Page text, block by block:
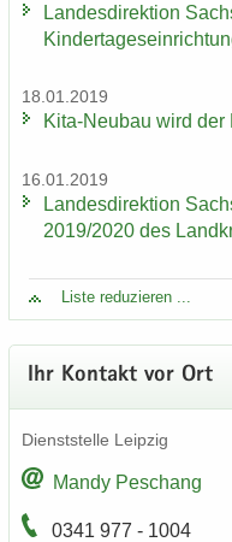
Lan­des­di­rek­ti­on
18.01.2019
Kita-​Neubau wird der
16.01.2019
Lan­des­di­rek­ti­on
2019/2020 des
Liste re­du­zie­ren ...
Ihr Kon­takt vor Ort
Dienst­stel­le Leip­zig
Mandy Peschang
0341 977 - 1004